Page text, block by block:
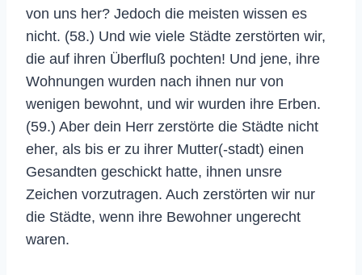
von uns her? Jedoch die meisten wissen es
nicht. (58.) Und wie viele Städte zerstörten wir,
die auf ihren Überfluß pochten! Und jene, ihre
Wohnungen wurden nach ihnen nur von
wenigen bewohnt, und wir wurden ihre Erben.
(59.) Aber dein Herr zerstörte die Städte nicht
eher, als bis er zu ihrer Mutter(-stadt) einen
Gesandten geschickt hatte, ihnen unsre
Zeichen vorzutragen. Auch zerstörten wir nur
die Städte, wenn ihre Bewohner ungerecht
waren.